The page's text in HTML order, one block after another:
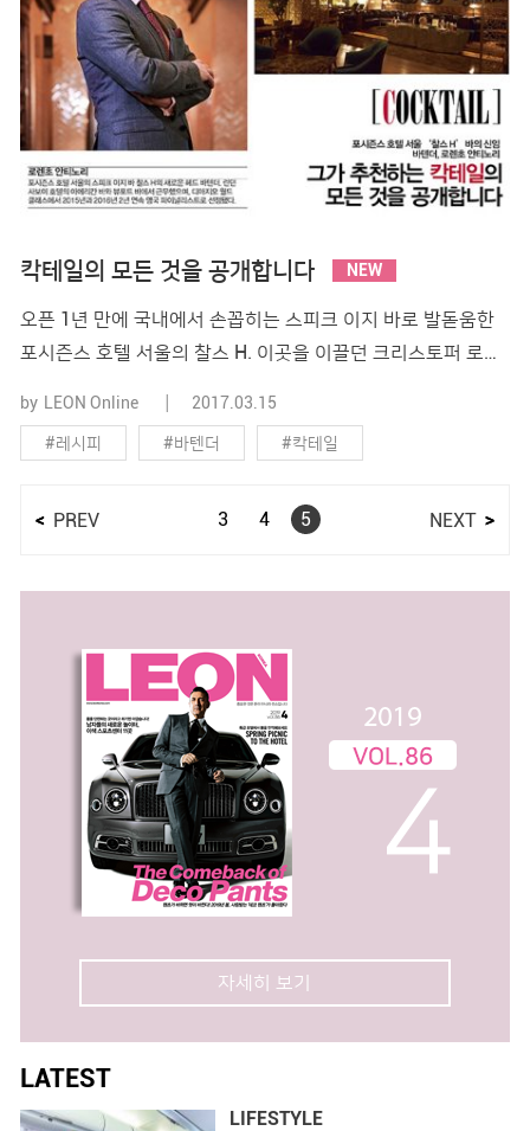
칵테일의 모든 것을 공개합니다 NEW
오픈 1년 만에 국내에서 손꼽히는 스피크 이지 바로 발돋움한
포시즌스 호텔 서울의 찰스 H. 이곳을 이끌던 크리스토퍼 로더
니다. 그와 함께 칵테일에 대한 다양한 이야기를 나누어보았습
니다. 로렌초 안티노리가 추천하는 밸런타인데이 칵테일과 레
시즌스 호텔 서울에 오게 된 소감이 궁금합니다. A 2월부터 포
by LEON Online 2017.03.15
#레시피 #바텐더 #칵테일
PREV 3 4 5 NEXT
자세히 보기
LATEST
LIFESTYLE